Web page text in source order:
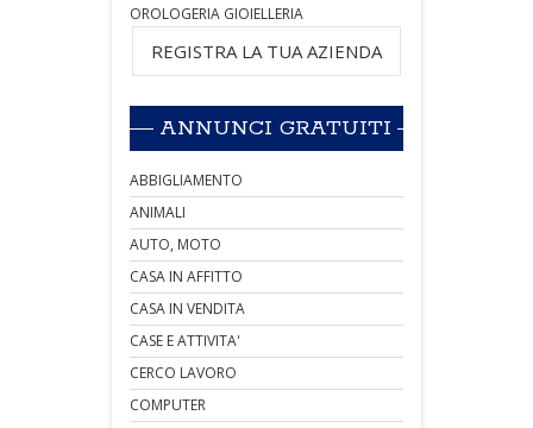
OROLOGERIA GIOIELLERIA
REGISTRA LA TUA AZIENDA
ANNUNCI GRATUITI
ABBIGLIAMENTO
ANIMALI
AUTO, MOTO
CASA IN AFFITTO
CASA IN VENDITA
CASE E ATTIVITA'
CERCO LAVORO
COMPUTER